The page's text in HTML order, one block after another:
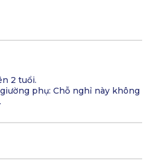
2 tuổi.
phụ: Chỗ nghỉ này không